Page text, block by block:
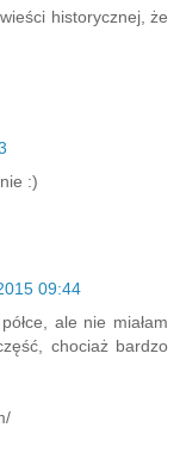
historycznej, że
:)
09:44
ale nie miałam
chociaż bardzo